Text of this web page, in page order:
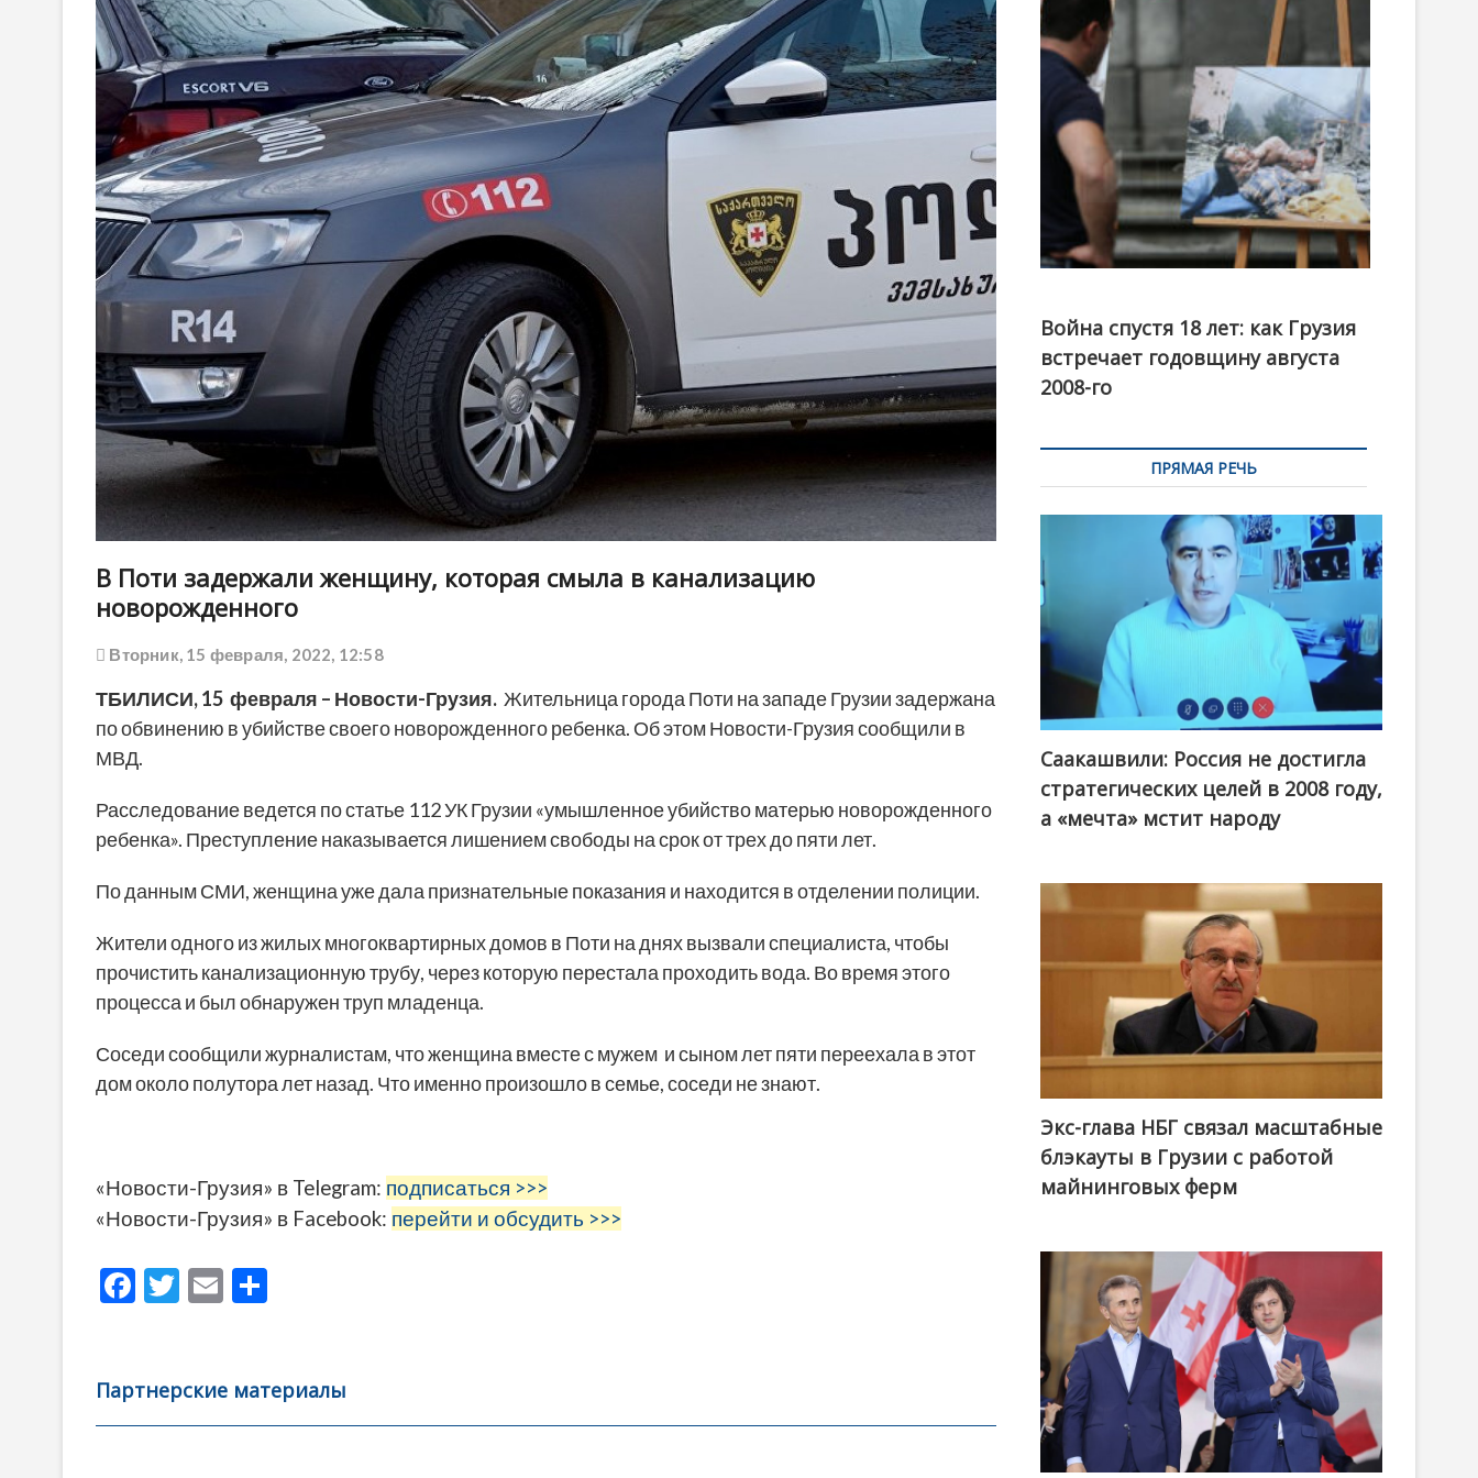
o
n
В Поти задержали женщину, которая смыла в канализацию
новорожденного
Вторник, 15 февраля, 2022, 12:58
ТБИЛИСИ, 15 февраля – Новости-Грузия. Жительница города Поти на западе Грузии задержана
по обвинению в убийстве своего новорожденного ребенка. Об этом Новости-Грузия сообщили в
МВД.
Расследование ведется по статье 112 УК Грузии «умышленное убийство матерью новорожденного
ребенка». Преступление наказывается лишением свободы на срок от трех до пяти лет.
По данным СМИ, женщина уже дала признательные показания и находится в отделении полиции.
Жители одного из жилых многоквартирных домов в Поти на днях вызвали специалиста, чтобы
прочистить канализационную трубу, через которую перестала проходить вода. Во время этого
процесса и был обнаружен труп младенца.
Соседи сообщили журналистам, что женщина вместе с мужем и сыном лет пяти переехала в этот
дом около полутора лет назад. Что именно произошло в семье, соседи не знают.
«Новости-Грузия» в Telegram: подписаться >>>
«Новости-Грузия» в Facebook: перейти и обсудить >>>
F
b
o
T
er
E
l
а
в
Партнерские материалы
канал
Война спустя 18 лет: как Грузия
встречает годовщину августа
2008-го
ПРЯМАЯ РЕЧЬ
Саакашвили: Россия не достигла
стратегических целей в 2008 году,
а «мечта» мстит народу
Экс-глава НБГ связал масштабные
блэкауты в Грузии с работой
майнинговых ферм